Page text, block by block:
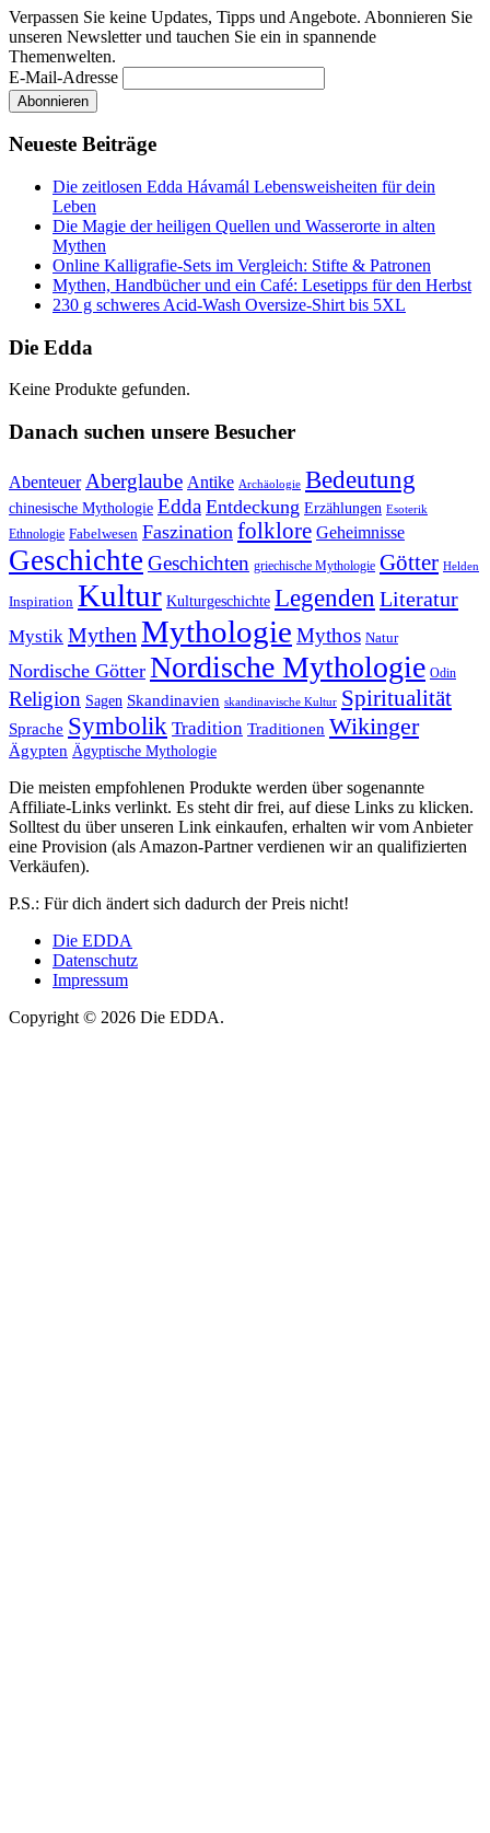
Verpassen Sie keine Updates, Tipps und Angebote. Abonnieren Sie
unseren Newsletter und tauchen Sie ein in spannende
Themenwelten.
E-Mail-Adresse
Neueste Beiträge
Die zeitlosen Edda Hávamál Lebensweisheiten für dein
Leben
Die Magie der heiligen Quellen und Wasserorte in alten
Mythen
Online Kalligrafie‑Sets im Vergleich: Stifte & Patronen
Mythen, Handbücher und ein Café: Lesetipps für den Herbst
230 g schweres Acid-Wash Oversize-Shirt bis 5XL
Die Edda
Keine Produkte gefunden.
Danach suchen unsere Besucher
Abenteuer Aberglaube Antike Archäologie Bedeutung
chinesische Mythologie Edda Entdeckung Erzählungen Esoterik
Ethnologie Fabelwesen Faszination folklore Geheimnisse
Geschichte Geschichten griechische Mythologie Götter Helden
Inspiration Kultur Kulturgeschichte Legenden Literatur
Mystik Mythen Mythologie Mythos Natur
Nordische Götter Nordische Mythologie Odin
Religion Sagen Skandinavien skandinavische Kultur Spiritualität
Sprache Symbolik Tradition Traditionen Wikinger
Ägypten Ägyptische Mythologie
Die meisten empfohlenen Produkte werden über sogenannte
Affiliate-Links verlinkt. Es steht dir frei, auf diese Links zu klicken.
Solltest du über unseren Link einkaufen, erhalten wir vom Anbieter
eine Provision (als Amazon-Partner verdienen wir an qualifizierten
Verkäufen).
P.S.: Für dich ändert sich dadurch der Preis nicht!
Die EDDA
Datenschutz
Impressum
Copyright © 2026 Die EDDA.